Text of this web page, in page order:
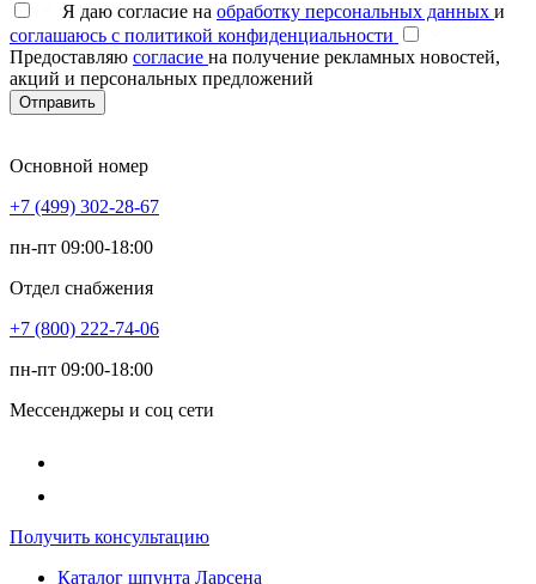
Я даю согласие на обработку персональных данных и
соглашаюсь с политикой конфиденциальности
Предоставляю согласие на получение рекламных новостей,
акций и персональных предложений
Отправить
Основной номер
+7 (499) 302-28-67
пн-пт 09:00-18:00
Отдел снабжения
+7 (800) 222-74-06
пн-пт 09:00-18:00
Мессенджеры и соц сети
Получить консультацию
Каталог шпунта Ларсена